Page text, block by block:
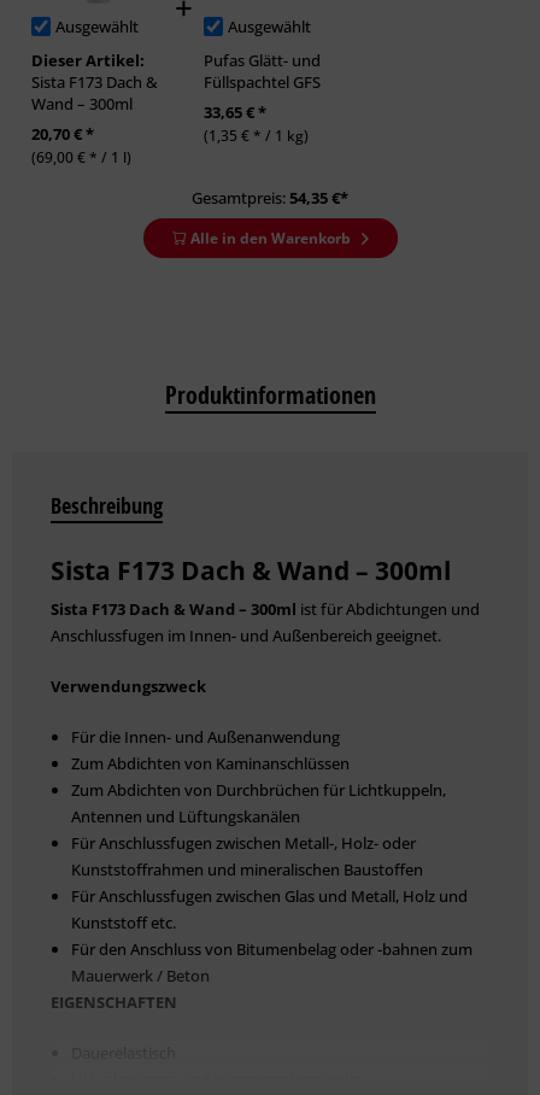
Ausgewählt
Dieser Artikel:
Sista F173 Dach &
Wand – 300ml
20,70 € *
(69,00 € * / 1 l)
Ausgewählt
Pufas Glätt- und
Füllspachtel GFS
33,65 € *
(1,35 € * / 1 kg)
Gesamtpreis:54,35€*
Alle in den Warenkorb
Produktinformationen
Beschreibung
Sista F173 Dach & Wand – 300ml
Sista F173 Dach & Wand – 300ml ist für Abdichtungen und
Anschlussfugen im Innen- und Außenbereich geeignet.
Verwendungszweck
Für die Innen- und Außenanwendung
Zum Abdichten von Kaminanschlüssen
Zum Abdichten von Durchbrüchen für Lichtkuppeln,
Antennen und Lüftungskanälen
Für Anschlussfugen zwischen Metall-, Holz- oder
Kunststoffrahmen und mineralischen Baustoffen
Für Anschlussfugen zwischen Glas und Metall, Holz und
Kunststoff etc.
Für den Anschluss von Bitumenbelag oder -bahnen zum
Mauerwerk / Beton
EIGENSCHAFTEN